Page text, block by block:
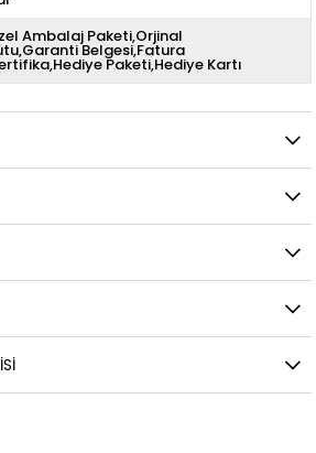
Ambalaj Paketi,Orjinal
Belgesi,Fatura
Paketi,Hediye Kartı